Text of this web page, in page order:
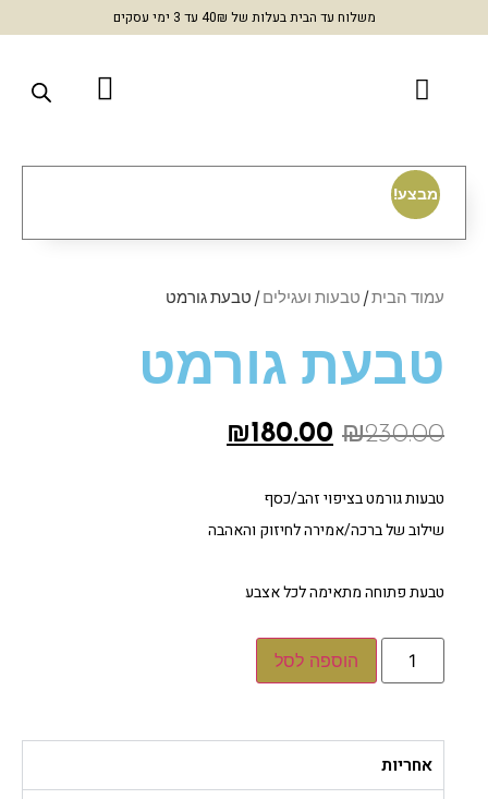
משלוח עד הבית בעלות של 40₪ עד 3 ימי עסקים
עמוד הבית/טבעות ועגילים/ טבעת גורמט
טבעת גורמט
₪230.00
₪180.00
טבעות גורמט בציפוי זהב/כסף
שילוב של ברכה/אמירה לחיזוק והאהבה
טבעת פתוחה מתאימה לכל אצבע
הוספה לסל
אחריות
מבצע!